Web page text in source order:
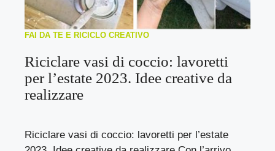
FAI DA TE E RICICLO CREATIVO
Riciclare vasi di coccio: lavoretti
per l’estate 2023. Idee creative da
realizzare
Riciclare vasi di coccio: lavoretti per l’estate